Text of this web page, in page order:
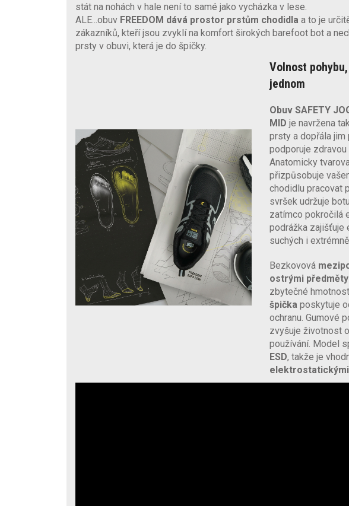
stát na nohách v hale není to samé jako vycházka v lese.
ALE...obuv FREEDOM dává prostor prstům chodidla a to je
zákazníků, kteří jsou zvyklí na komfort širokých barefoot bot a
prsty v obuvi, která je do špičky.
Volnost
jednom
Obuv SAFETY
MID je navržena
prsty a dopřála jim
podporuje zdravou
Anatomicky
přizpůsobuje
chodidlu pracovat
svršek udržuje
zatímco pokročilá
podrážka zajišťuje
suchých i
Bezkovová
ostrými předměty
zbytečné
špička poskytuje
ochranu. Gumové
zvyšuje životnost
používání. Model
ESD, takže je